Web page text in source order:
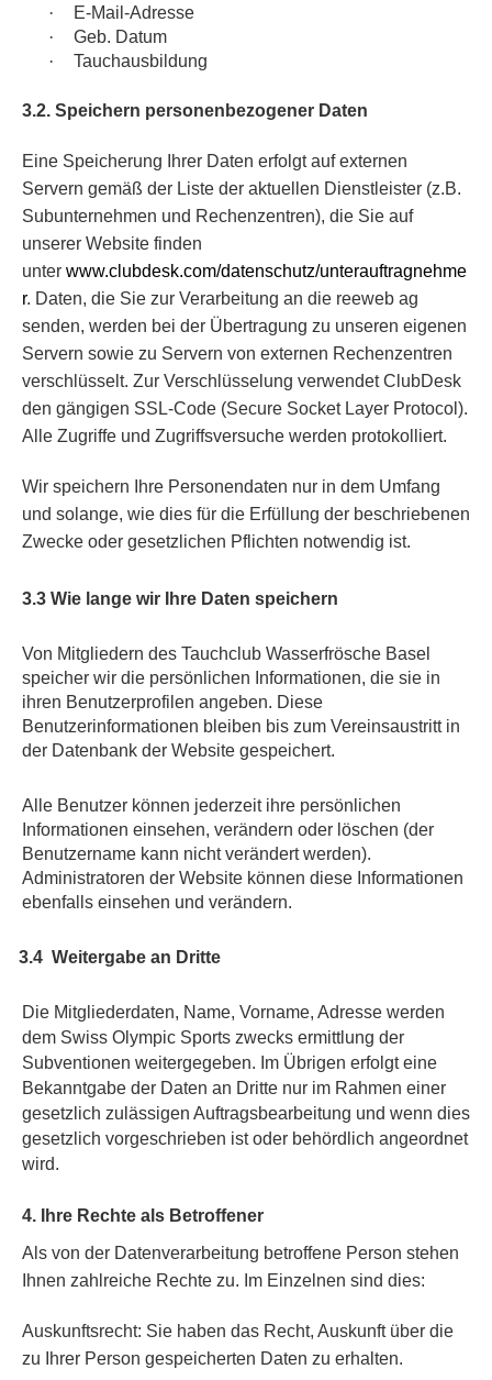
·
E-Mail-Adresse
·
Geb. Datum
·
Tauchausbildung
3.2. Speichern personenbezogener Daten
Eine Speicherung Ihrer Daten erfolgt auf externen
Servern gemäß der Liste der aktuellen Dienstleister (z.B.
Subunternehmen und Rechenzentren), die Sie auf
unserer Website finden
unter www.clubdesk.com/datenschutz/unterauftragnehme
r. Daten, die Sie zur Verarbeitung an die reeweb ag
senden, werden bei der Übertragung zu unseren eigenen
Servern sowie zu Servern von externen Rechenzentren
verschlüsselt. Zur Verschlüsselung verwendet ClubDesk
den gängigen SSL-Code (Secure Socket Layer Protocol).
Alle Zugriffe und Zugriffsversuche werden protokolliert.
Wir speichern Ihre Personendaten nur in dem Umfang
und solange, wie dies für die Erfüllung der beschriebenen
Zwecke oder gesetzlichen Pflichten notwendig ist.
3.3 Wie lange wir Ihre Daten speichern
Von Mitgliedern des Tauchclub Wasserfrösche Basel
speicher wir die persönlichen Informationen, die sie in
ihren Benutzerprofilen angeben. Diese
Benutzerinformationen bleiben bis zum Vereinsaustritt in
der Datenbank der Website gespeichert.
Alle Benutzer können jederzeit ihre persönlichen
Informationen einsehen, verändern oder löschen (der
Benutzername kann nicht verändert werden).
Administratoren der Website können diese Informationen
ebenfalls einsehen und verändern.
3.4 Weitergabe an Dritte
Die Mitgliederdaten, Name, Vorname, Adresse werden
dem Swiss Olympic Sports zwecks ermittlung der
Subventionen weitergegeben. Im Übrigen erfolgt eine
Bekanntgabe der Daten an Dritte nur im Rahmen einer
gesetzlich zulässigen Auftragsbearbeitung und wenn dies
gesetzlich vorgeschrieben ist oder behördlich angeordnet
wird.
4. Ihre Rechte als Betroffener
Als von der Datenverarbeitung betroffene Person stehen
Ihnen zahlreiche Rechte zu. Im Einzelnen sind dies:
Auskunftsrecht: Sie haben das Recht, Auskunft über die
zu Ihrer Person gespeicherten Daten zu erhalten.